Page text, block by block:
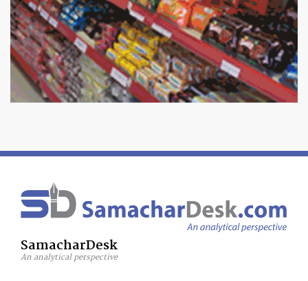
SamacharDesk
An analytical perspective